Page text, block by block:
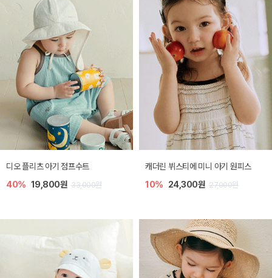
디오 플리츠 아기 점프수트
40% 19,800원 33,000원
캐더린 뷔스티에 미니 아기 원피스
10% 24,300원 27,000원